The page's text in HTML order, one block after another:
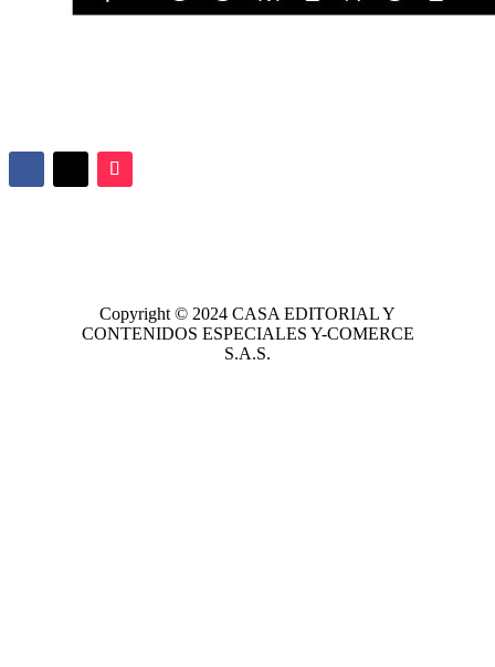
Copyright © 2024 CASA EDITORIALY
CONTENIDOS ESPECIALES Y-COMERCE
S.A.S.